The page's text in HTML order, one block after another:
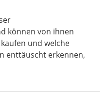
können von ihnen
und welche
enttäuscht erkennen,